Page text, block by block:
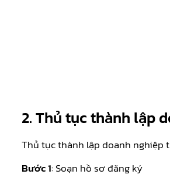
2.Thủ tục thành lập
Thủ tục thành lập doanh nghiệp
Bước 1: Soạn hồ sơ đăng ký